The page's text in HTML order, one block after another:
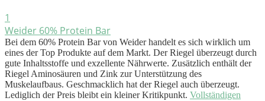
1
Weider 60% Protein Bar
Bei dem 60% Protein Bar von Weider handelt es sich wirklich um
eines der Top Produkte auf dem Markt. Der Riegel überzeugt durch
gute Inhaltsstoffe und exzellente Nährwerte. Zusätzlich enthält der
Riegel Aminosäuren und Zink zur Unterstützung des
Muskelaufbaus. Geschmacklich hat der Riegel auch überzeugt.
Lediglich der Preis bleibt ein kleiner Kritikpunkt. Vollständigen